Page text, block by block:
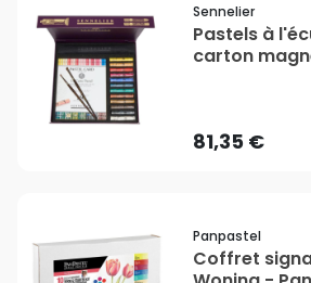
Sennelier
Pastels à
carton
81,35 €
Panpastel
Coffret